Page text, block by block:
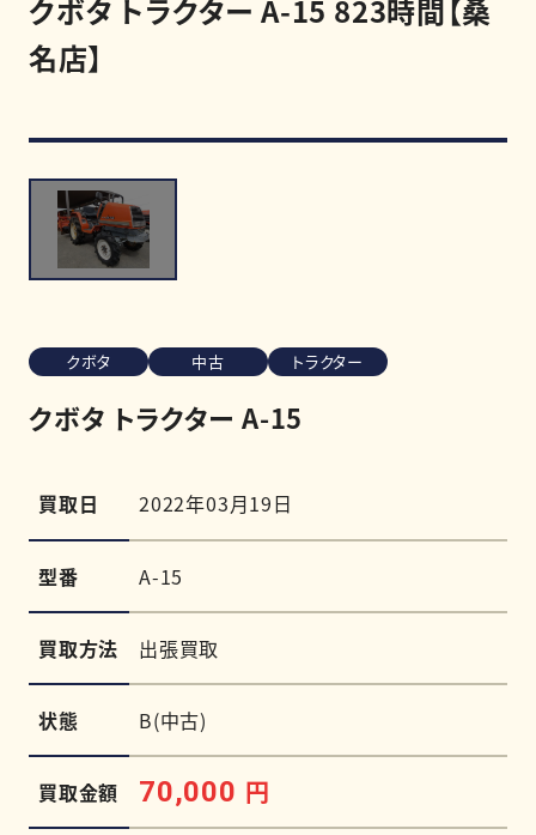
買取実績
受付時間11:00-20:00（定休日:木曜日）
LINE査定を申し込む
クボタ トラクター A-15 823時間【桑
名店】
クボタ 中古 トラクター
クボタ トラクター A-15
買取日 2022年03月19日
型番 A-15
買取方法 出張買取
状態 B(中古)
買取金額 70,000 円